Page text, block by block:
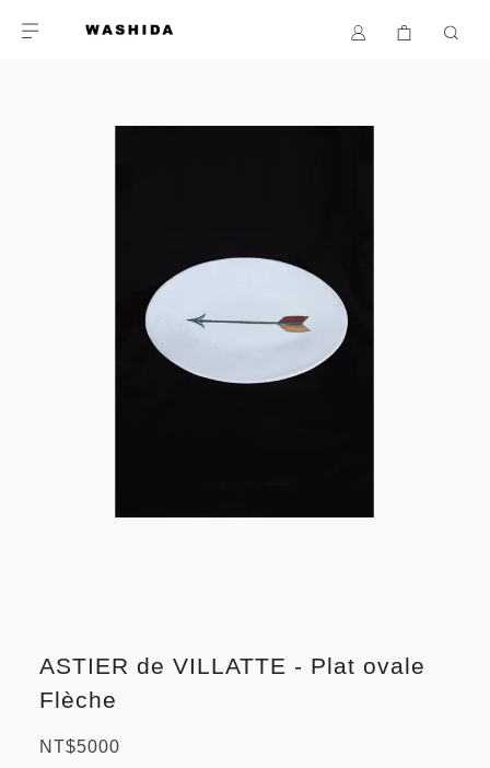
ASTIER de VILLATTE - Plat ovale
Flèche
NT$5000